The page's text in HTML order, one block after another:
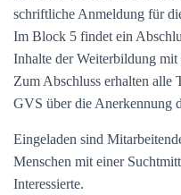
schriftliche Anmeldung für
Im Block 5 findet ein
Inhalte der Weiterbildung
Zum Abschluss erhalten alle
GVS über die Anerkennung
Eingeladen sind
Menschen mit einer
Interessierte.